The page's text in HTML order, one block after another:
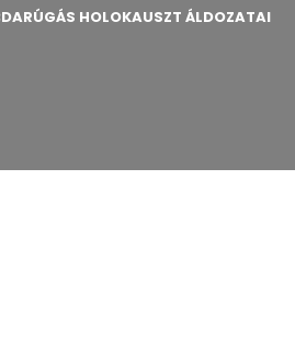
HOLOKAUSZT ÁLDOZATAI